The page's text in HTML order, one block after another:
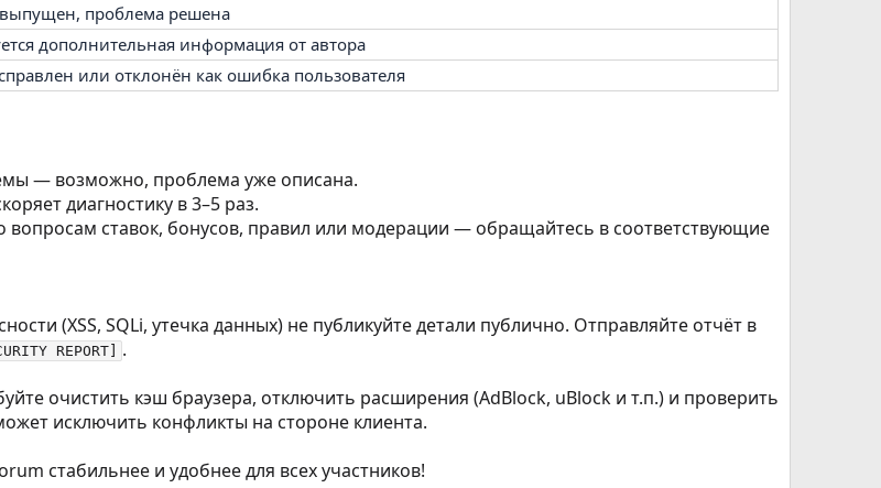
проблема решена
дополнительная информация от автора
или отклонён как ошибка пользователя
— возможно, проблема уже описана.
диагностику в 3–5 раз.
вопросам ставок, бонусов, правил или модерации — обращайтесь в соответствующие
(XSS, SQLi, утечка данных) не публикуйте детали публично. Отправляйте отчёт в
REPORT]
.
очистить кэш браузера, отключить расширения (AdBlock, uBlock и т.п.) и проверить
исключить конфликты на стороне клиента.
стабильнее и удобнее для всех участников!